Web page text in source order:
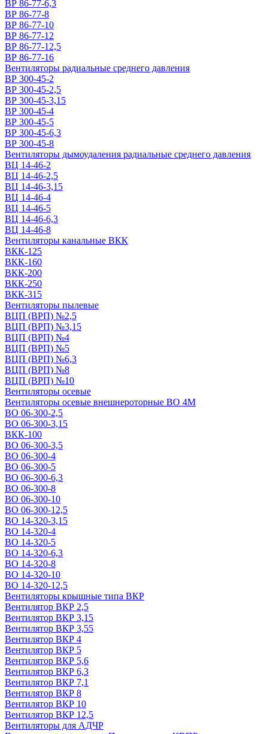
ВР 86-77-6,3
ВР 86-77-8
ВР 86-77-10
ВР 86-77-12
ВР 86-77-12,5
ВР 86-77-16
Вентиляторы радиальные среднего давления
ВР 300-45-2
ВР 300-45-2,5
ВР 300-45-3,15
ВР 300-45-4
ВР 300-45-5
ВР 300-45-6,3
ВР 300-45-8
Вентиляторы дымоудаления радиальные среднего давления
ВЦ 14-46-2
ВЦ 14-46-2,5
ВЦ 14-46-3,15
ВЦ 14-46-4
ВЦ 14-46-5
ВЦ 14-46-6,3
ВЦ 14-46-8
Вентиляторы канальные ВКК
ВКК-125
ВКК-160
ВКК-200
ВКК-250
ВКК-315
Вентиляторы пылевые
ВЦП (ВРП) №2,5
ВЦП (ВРП) №3,15
ВЦП (ВРП) №4
ВЦП (ВРП) №5
ВЦП (ВРП) №6,3
ВЦП (ВРП) №8
ВЦП (ВРП) №10
Вентиляторы осевые
Вентиляторы осевые внешнероторные ВО 4М
ВО 06-300-2,5
ВО 06-300-3,15
ВКК-100
ВО 06-300-3,5
ВО 06-300-4
ВО 06-300-5
ВО 06-300-6,3
ВО 06-300-8
ВО 06-300-10
ВО 06-300-12,5
ВО 14-320-3,15
ВО 14-320-4
ВО 14-320-5
ВО 14-320-6,3
ВО 14-320-8
ВО 14-320-10
ВО 14-320-12,5
Вентиляторы крышные типа ВКР
Вентилятор ВКР 2,5
Вентилятор ВКР 3,15
Вентилятор ВКР 3,55
Вентилятор ВКР 4
Вентилятор ВКР 5
Вентилятор ВКР 5,6
Вентилятор ВКР 6,3
Вентилятор ВКР 7,1
Вентилятор ВКР 8
Вентилятор ВКР 10
Вентилятор ВКР 12,5
Вентиляторы для АДЧР